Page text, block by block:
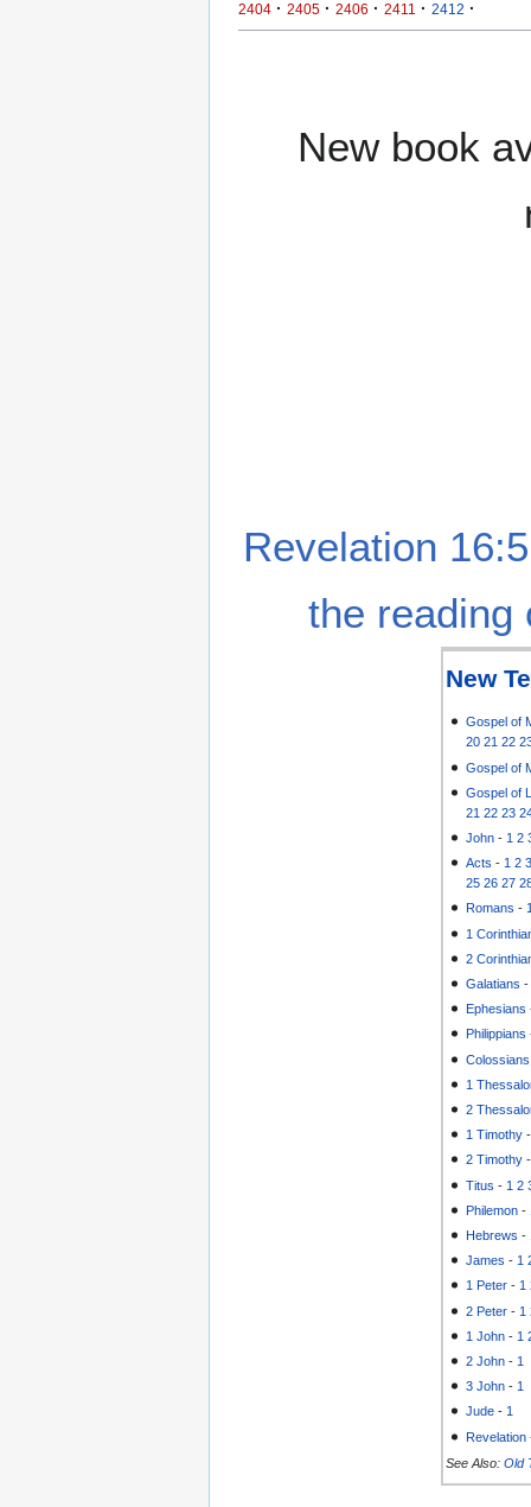
2404 · 2405 · 2406 · 2411 · 2412 ·
New book
Revelation
the reading
New
Gospel of
20 21 22
Gospel of
Gospel of
21 22 23
John - 1 2
Acts - 1 2
25 26 27
Romans -
1
2
Galatians
Ephesians
Philippians
Colossians
1
2
1 Timothy
2 Timothy
Titus - 1 2
Philemon -
Hebrews -
James - 1
1 Peter -1
2 Peter - 1
1 John - 1
2 John - 1
3 John - 1
Jude -1
Revelation
See Also: Old